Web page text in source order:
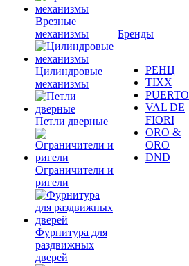
Врезные
механизмы
Цилиндровые
механизмы
Петли дверные
Ограничители и
ригели
Фурнитура для
раздвижных
дверей
Бренды
РЕНЦ
TIXX
PUERTO
VAL DE
FIORI
ORO &
ORO
DND